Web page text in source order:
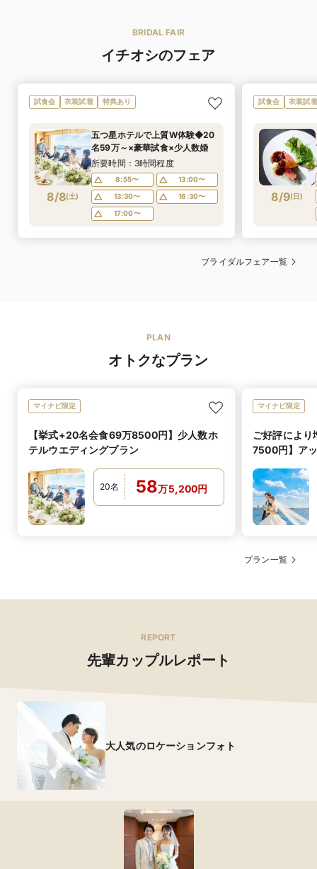
す※お取り寄せ
レンタル価格
基本プランにドレスが含まれているのでお得にレンタル
マタニティド
レス
あり
マタニティの方にもご安心いただけるよう結婚式当日で
もサイズ調整可能なウェディングドレスも取り扱ってお
ります。
和装・着物
ブランド名
ACQUA GRAZIE、DESTINYline、Aliliale、セントアク
特徴
伝統的な白無垢やおしゃれなデザインの色打掛など、
様々な種類やサイズを豊富に取り揃えております。洋髪
との組み合わせももちろん可能！
伝統的な白無垢はもちろん、季節感のある花や草木をあ
緒に作り上げることが可能です。
アレルギー対応可
ゲスト様の顔ぶれに合わせ、アレルギーがある方にも万
全の心配りで対応します。
箸対応
可
和・洋・折衷料理のすべてにお箸をご用意しています。
お子様料理
可
お子様のご年齢に合わせて
お子様ランチ・お子様コースをご用意させて頂いており
ます。
BRIDAL FAIR
イチオシのフェア
試食会 衣装試着 特典あり
8/8(土)
五つ星ホテルで上質W体験◆20
名59万～×豪華試食×少人数婚
所要時間：3時間程度
8:55〜
13:00〜
13:30〜
16:30〜
17:00〜
試食会 衣装試着
8/9(日)
ブライダルフェア一覧
PLAN
オトクなプラン
マイナビ限定
【挙式+20名会食69万8500円】少人数ホ
テルウエディングプラン
20名 58万5,200円
マイナビ限定
ご好評によ
7500円】ア
プラン一覧
REPORT
先輩カップルレポート
大人気のロケーションフォト